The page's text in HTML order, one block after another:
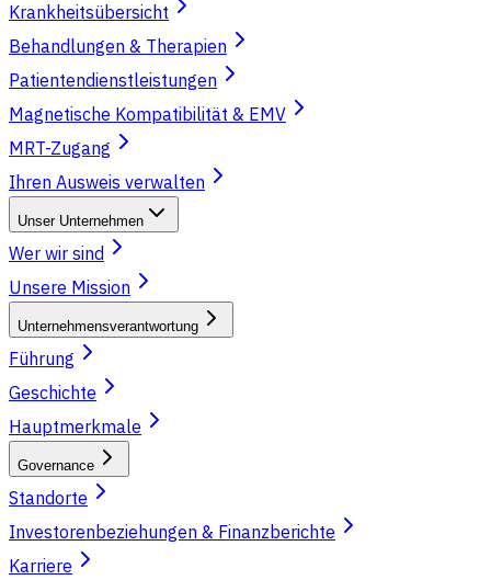
Krankheitsübersicht
Behandlungen & Therapien
Patientendienstleistungen
Magnetische Kompatibilität & EMV
MRT-Zugang
Ihren Ausweis verwalten
Unser Unternehmen
Wer wir sind
Unsere Mission
Unternehmensverantwortung
Führung
Geschichte
Hauptmerkmale
Governance
Standorte
Investorenbeziehungen & Finanzberichte
Karriere